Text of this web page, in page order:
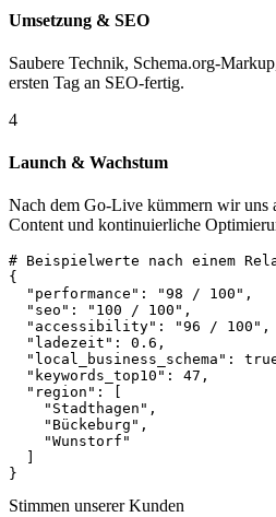
Umsetzung & SEO
Saubere Technik, Schema.org-
ersten Tag an SEO-fertig.
4
Launch & Wachstum
Nach dem Go-Live kümmern wir uns
Content und kontinuierliche
# Beispielwerte nach einem
{
"performance" : "98 / 100" ,
"seo" : "100 / 100" ,
"accessibility" : "96 / 100" ,
"ladezeit" : 0.6 ,
"local_business_schema" :
"keywords_top10" : 47 ,
"region" : [
"Stadthagen" ,
"Bückeburg" ,
"Wunstorf"
}
Stimmen unserer Kunden